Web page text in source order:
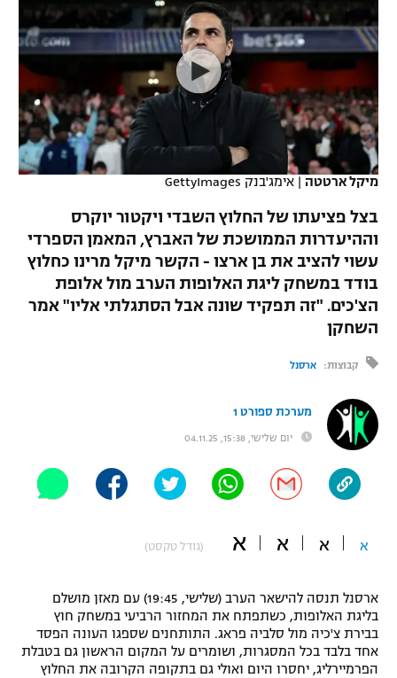
VOD
רץ ברשת
תוצאות
לוח שידורים
ברחבה
"מעל הליגה" – פודקאסט
"מחצית בשכונה" – פודקאסט
משתתפים וזוכים בפרסים
תקנון משתתפים וזוכים בפרסים
תקנון עבור פעילות ספורט 1 – "מרלן"
טניס
גיימינג E-Sports
תנאי שימוש
נבחרת ישראל
מכבי חיפה
בית"ר ירושלים
מכבי תל אביב
הפועל תל אביב
הפועל חיפה
הפועל באר שבע
מכבי נתניה
בני יהודה
ליגה ספרדית
ליגה איטלקית
ליגה צרפתית
ליגה הולנדית
ליגה טורקית
ליגה סינית
ליגה ברזילאית
ליגות נוספות
כדורסל נשים
מכבי תל אביב
הפועל חולון
הפועל ירושלים
דני אבדיה
יורוליג
יורוקאפ
טניס
כדוריד
כדורעף
שחייה
ג'ודו
אגרוף
ספורט אולימפי
אופניים
ספורט מוטורי
בייסבול MLB
ספורט אתגרי ואקסטרים
מיקל ארטטה | אימג'בנק GettyImages
בצל פציעתו של החלוץ השבדי ויקטור יוקרס
וההיעדרות הממושכת של האברץ, המאמן הספרדי
עשוי להציב את בן ארצו - הקשר מיקל מרינו כחלוץ
בודד במשחק ליגת האלופות הערב מול אלופת
הצ'כים. "זה תפקיד שונה אבל הסתגלתי אליו" אמר
השחקן
קבוצות: ארסנל
מערכת ספורט 1
יום שלישי, 15:38, 04.11.25
א א א א (גודל טקסט)
ארסנל תנסה להישאר הערב (שלישי, 19:45) עם מאזן מושלם
בליגת האלופות, כשתפתח את המחזור הרביעי במשחק חוץ
בבירת צ'כיה מול סלביה פראג. התותחנים שספגו העונה הפסד
אחד בלבד בכל המסגרות, ושומרים על המקום הראשון גם בטבלת
הפרמיירליג, יחסרו היום ואולי גם בתקופה הקרובה את החלוץ